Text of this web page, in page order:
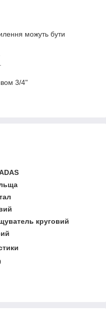
можуть бути
3/4"
круговий